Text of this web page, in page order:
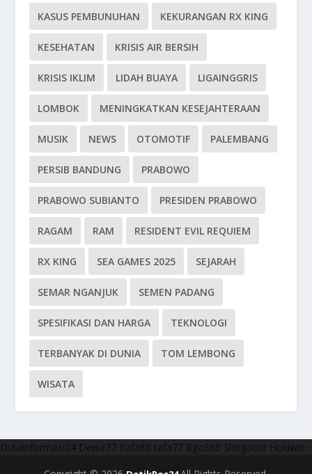
KASUS PEMBUNUHAN KEKURANGAN RX KING
KESEHATAN KRISIS AIR BERSIH
KRISIS IKLIM LIDAH BUAYA LIGAINGGRIS
LOMBOK MENINGKATKAN KESEJAHTERAAN
MUSIK NEWS OTOMOTIF PALEMBANG
PERSIB BANDUNG PRABOWO
PRABOWO SUBIANTO PRESIDEN PRABOWO
RAGAM RAM RESIDENT EVIL REQUIEM
RX KING SEA GAMES 2025 SEJARAH
SEMAR NGANJUK SEMEN PADANG
SPESIFIKASI DAN HARGA TEKNOLOGI
TERBANYAK DI DUNIA TOM LEMBONG
WISATA
Dutainformasi24 Dewa77 Rafa88 rafa77 Rgo365 Slotgacor Hokiwin